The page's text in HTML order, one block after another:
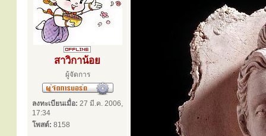
สาวิกาน้อย
ผู้จัดการ
ลงทะเบียนเมื่อ: 27 มี.ค. 2006,
17:34
โพสต์: 8158